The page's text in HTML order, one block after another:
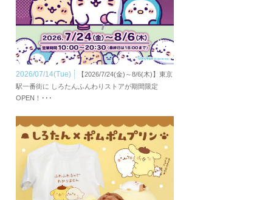
2026/07/14(Tue)
【2026/7/24(金)～8/6(木)】東京
駅一番街に しろたんふんわりストアが期間限定
OPEN！･･･